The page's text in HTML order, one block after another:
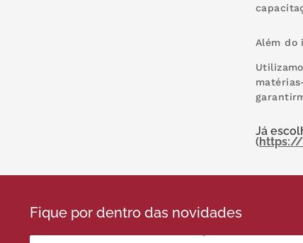
Além do
Já
(https://
Fique por dentro das novidades